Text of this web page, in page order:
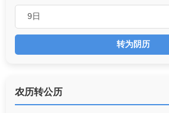
转为阴历
农历转公历